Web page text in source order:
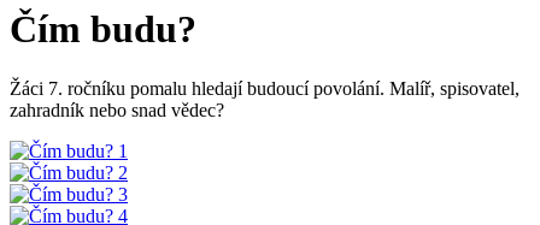
Čím budu?
Žáci 7. ročníku pomalu hledají budoucí povolání. Malíř, spisovatel,
zahradník nebo snad vědec?